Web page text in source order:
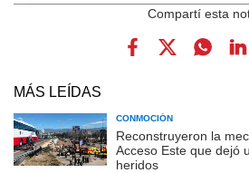
MÁS LEÍDAS
CONMOCIÓN
Reconstruyeron la
Acceso Este que dejó
heridos